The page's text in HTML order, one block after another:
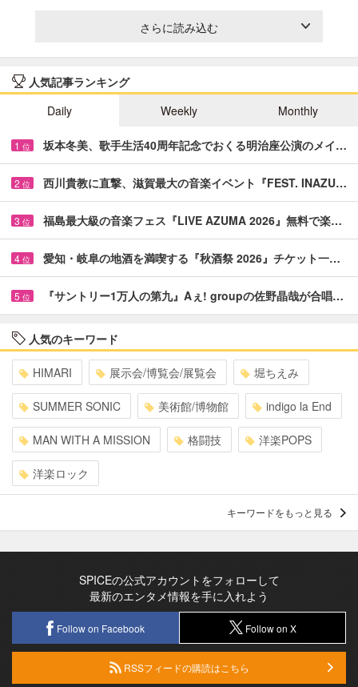
さらに読み込む
人気記事ランキング
Daily
Weekly Monthly
1 位 坂本冬美、歌手生活40周年記念でおくる明治座公演のメイ…
2 位 西川貴教に直撃、滋賀最大の音楽イベント『FEST. INAZU…
3 位 福島最大級の音楽フェス『LIVE AZUMA 2026』無料で楽…
4 位 愛知・岐阜の地酒を満喫する『秋酒祭 2026』チケット一…
5 位 『サントリー1万人の第九』Aぇ! groupの佐野晶哉が合唱…
人気のキーワード
HIMARI 展示会/博覧会/展覧会 堀ちえみ
SUMMER SONIC 美術館/博物館 indigo la End
MAN WITH A MISSION 格闘技 洋楽POPS
洋楽ロック
キーワードをもっと見る
SPICEの公式アカウントをフォローして
最新のエンタメ情報を手に入れよう
Follow on Facebook Follow on X
RSSフィードの購読はこちら